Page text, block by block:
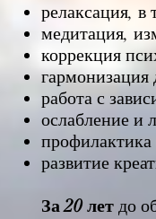
релаксация, в
медитация,
коррекция
гармонизация
работа с
ослабление и
профилактика
развитие
За 20 лет до